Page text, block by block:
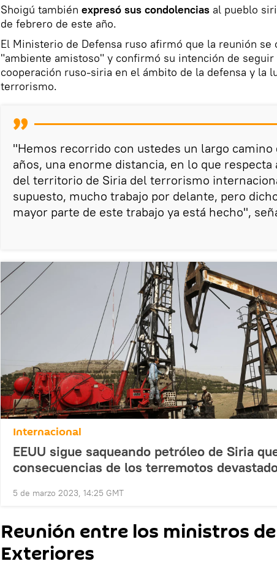
Shoigú también expresó sus condolencias al pueblo
de febrero de este año.
El Ministerio de Defensa ruso afirmó que la reunión se
"ambiente amistoso" y confirmó su intención de seguir
cooperación ruso-siria en el ámbito de la defensa y la
terrorismo.
"Hemos recorrido con ustedes un largo
años, una enorme distancia, en lo que respecta
del territorio de Siria del terrorismo
supuesto, mucho trabajo por delante, pero
mayor parte de este trabajo ya está hecho",
Internacional
EEUU sigue saqueando petróleo de Siria
consecuencias de los terremotos
5 de marzo 2023, 14:25 GMT
Reunión entre los ministros
Exteriores